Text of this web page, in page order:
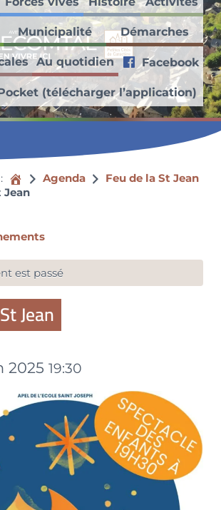
principal
navigation
Aveyron
médiéval faisant partie des Petites Cités de
Municipalité Démarches
Au quotidien Facebook
(télécharger l’application)
Accueil
Agenda
Feu de la St Jean
Jean
est passé
Jean
2025 19:30